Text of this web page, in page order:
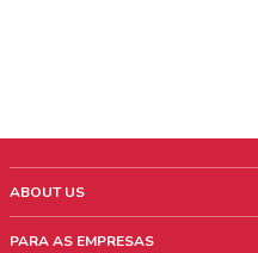
ABOUT US
PARA AS EMPRESAS